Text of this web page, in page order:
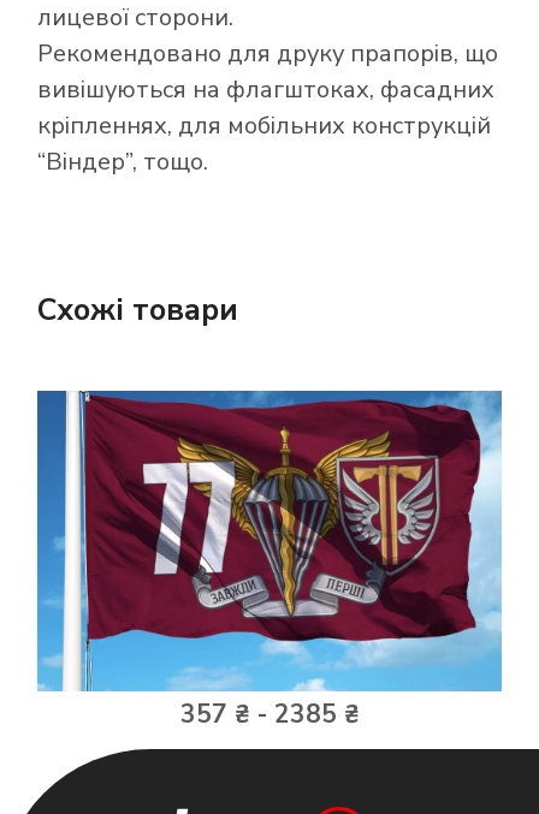
лицевої сторони.
Рекомендовано для друку прапорів, що
вивішуються на флагштоках, фасадних
кріпленнях, для мобільних конструкцій
“Віндер”, тощо.
Схожі товари
357 ₴ - 2385 ₴